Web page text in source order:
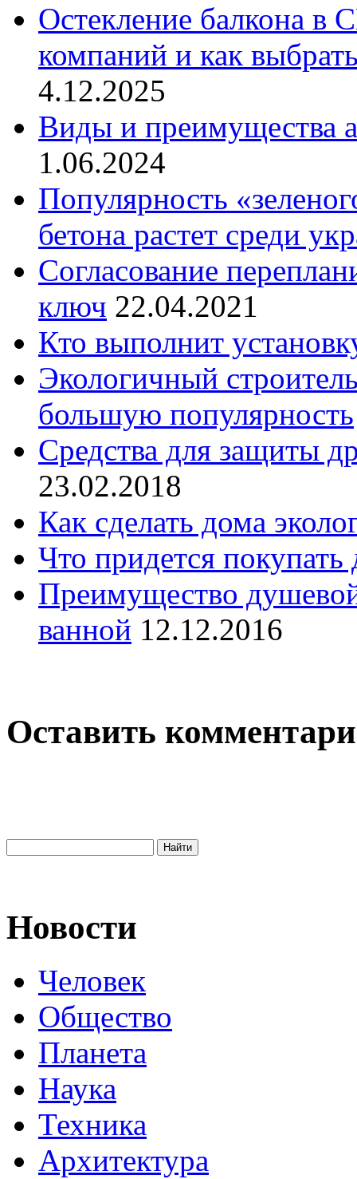
Остекление балкона в
компаний и как
4.12.2025
Виды и преимущества
1.06.2024
Популярность
бетона растет среди
Согласование
ключ 22.04.2021
Кто выполнит
Экологичный
большую популярность
Средства для защиты
23.02.2018
Как сделать дома
Что придется
Преимущество
ванной 12.12.2016
Оставить
Новости
Человек
Общество
Планета
Наука
Техника
Архитектура